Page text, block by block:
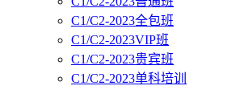
C1/C2-2023全包班
C1/C2-2023VIP班
C1/C2-2023贵宾班
C1/C2-2023单科培训